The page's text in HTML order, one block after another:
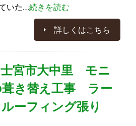
いた…続きを読む
詳しくはこちら
宮市大中里 モニ
葺き替え工事 ラー
ーフィング張り